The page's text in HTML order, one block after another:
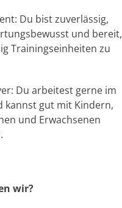
Du bist zuverlässig,
und bereit,
Trainingseinheiten zu
Du arbeitest gerne im
kannst gut mit Kindern,
und Erwachsenen
wir?